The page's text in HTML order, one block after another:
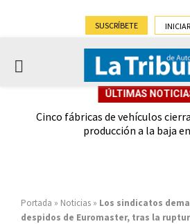
SUSCRÍBETE
PRIMARY
ÚLTIMAS
Cinco fábricas de vehículos
producción a la baja
Portada » Noticias » Los sindicatos
despidos de Euromaster, tras la